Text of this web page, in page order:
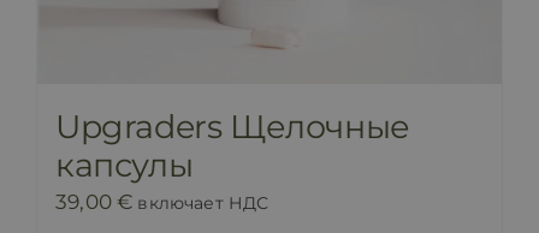
Upgraders Щелочные
капсулы
39,00€ включает НДС